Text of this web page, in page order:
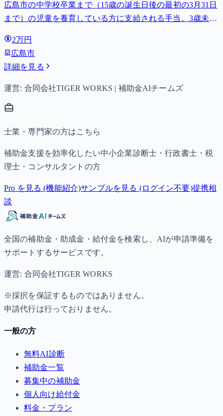
広島市の中学校卒業まで（15歳の誕生日後の最初の3月31日
まで）の児童を養育している方に支給される手当。3歳未満
子以降は15,000円）、中学生は月額10,000円。
2万円
広島市
詳細を見る
運営: 合同会社TIGER WORKS | 補助金AIチームズ
士業・専門家の方はこちら
補助金支援を効率化したい中小企業診断士・行政書士・税
理士・コンサルタントの方
Pro を見る (機能紹介)サンプルを見る (ログイン不要)提携相
談
全国の補助金・助成金・給付金を検索し、AIが申請準備を
サポートするサービスです。
運営: 合同会社TIGER WORKS
※採択を保証するものではありません。
申請代行は行っておりません。
一般の方
無料AI診断
補助金一覧
募集中の補助金
個人向け給付金
料金・プラン